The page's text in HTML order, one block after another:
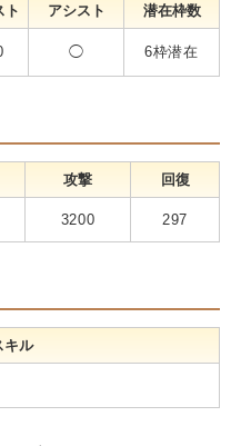
ト アシスト 潜在枠数
◯ 6枠潜在
攻撃 回復
3200 297
キル